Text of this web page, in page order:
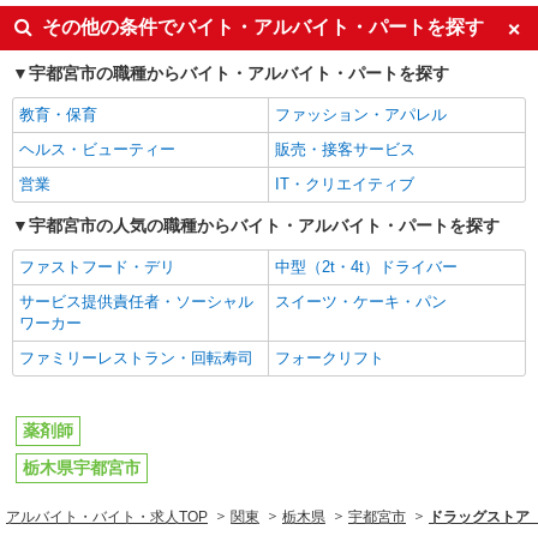
その他の条件でバイト・アルバイト・パートを探す
宇都宮市の職種からバイト・アルバイト・パートを探す
教育・保育
ファッション・アパレル
ヘルス・ビューティー
販売・接客サービス
営業
IT・クリエイティブ
宇都宮市の人気の職種からバイト・アルバイト・パートを探す
ファストフード・デリ
中型（2t・4t）ドライバー
サービス提供責任者・ソーシャル
ワーカー
スイーツ・ケーキ・パン
ファミリーレストラン・回転寿司 フォークリフト
薬剤師
栃木県宇都宮市
アルバイト・バイト・求人TOP 関東 栃木県 宇都宮市 ドラッグスト